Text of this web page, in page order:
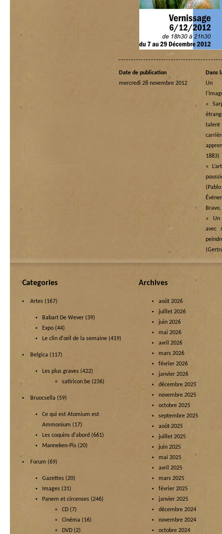
Date de publication
mercredi 28 novembre 2012
Dans
Un
«
1883)
«
« Un
avec
Categories
Artes (167)
Babart De Wever (39)
Expo (44)
Le clin d'œil de la semaine (419)
Belgica (117)
Les plus graves (422)
satiricon.be (236)
Bruocsella (59)
Ce qui est Atomium est
Ammonium (17)
Les coquins d'abord (661)
Manneken-Pis (20)
Forum (69)
Gazettes (20)
Images (31)
Panem et circenses (246)
CD (7)
Cinéma (16)
DVD (2)
Archives
août 2026
juillet 2026
juin 2026
mai 2026
avril 2026
mars 2026
février 2026
janvier 2026
décembre 2025
novembre 2025
octobre 2025
septembre 2025
août 2025
juillet 2025
juin 2025
mai 2025
avril 2025
mars 2025
février 2025
janvier 2025
décembre 2024
novembre 2024
octobre 2024